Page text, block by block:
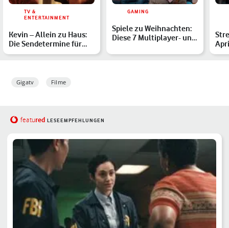
TV &
ENTERTAINMENT
Kevin – Allein zu Haus:
Die Sendetermine für
2025 im Überblick
GAMING
Spiele zu Weihnachten:
Diese 7 Multiplayer- und
Gigatv Filme
featured LESEEMPFEHLUNGEN